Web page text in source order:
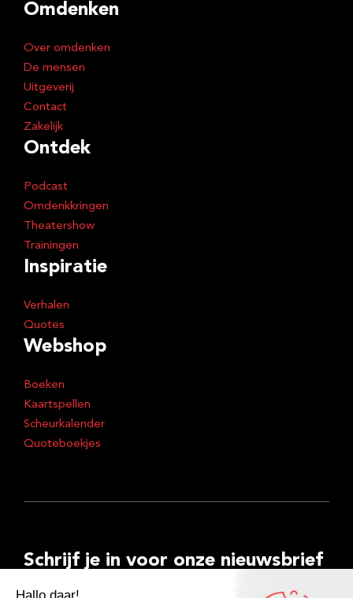
Omdenken
Over omdenken
De mensen
Uitgeverij
Contact
Zakelijk
Ontdek
Podcast
Omdenkkringen
Theatershow
Trainingen
Inspiratie
Verhalen
Quotes
Webshop
Boeken
Kaartspellen
Scheurkalender
Quoteboekjes
Schrijf je in voor onze nieuwsbrief